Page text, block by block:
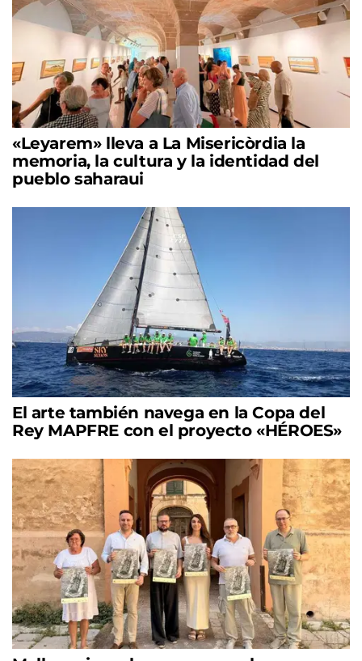
«Leyarem» lleva a La Misericòrdia la
memoria, la cultura y la identidad del
pueblo saharaui
El arte también navega en la Copa del
Rey MAPFRE con el proyecto «HÉROES»